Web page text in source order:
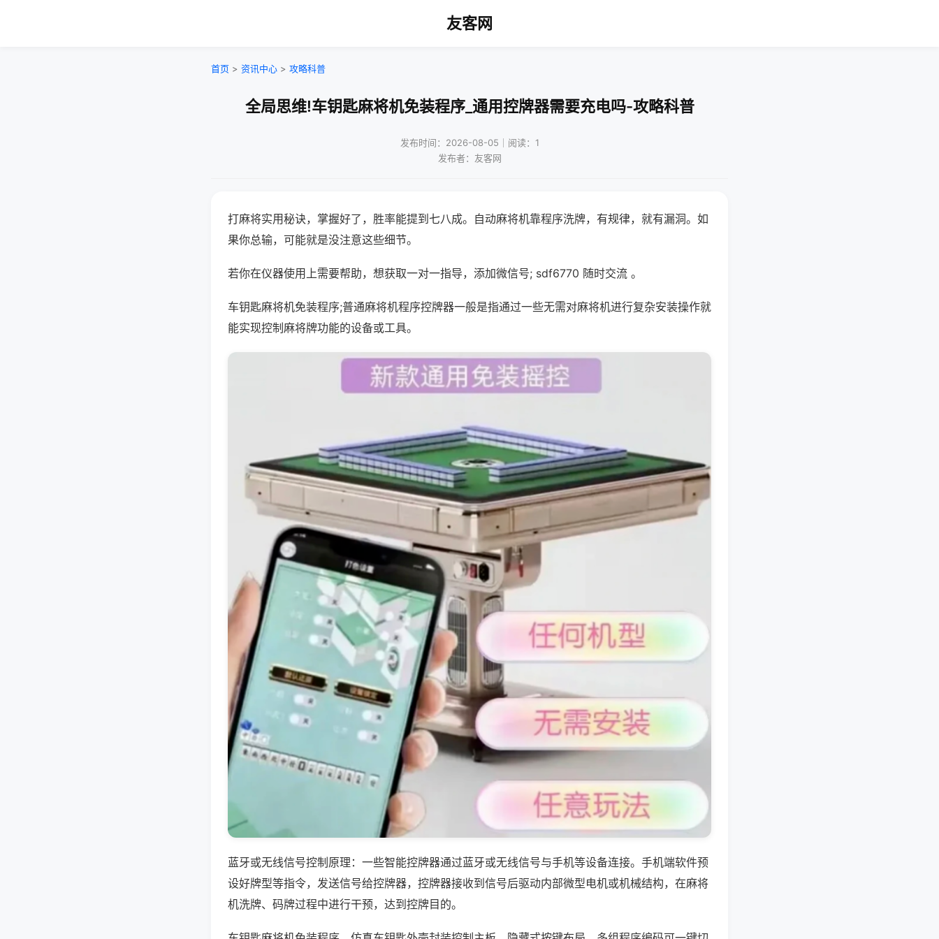
友客网
首页 > 资讯中心 > 攻略科普
全局思维!车钥匙麻将机免装程序_通用控牌器需要充电吗-攻略科普
发布时间：2026-08-05｜阅读：1
发布者：友客网
打麻将实用秘诀，掌握好了，胜率能提到七八成。自动麻将机靠程序洗牌，有规律，就有漏洞。如
果你总输，可能就是没注意这些细节。
若你在仪器使用上需要帮助，想获取一对一指导，添加微信号; sdf6770 随时交流 。
车钥匙麻将机免装程序;普通麻将机程序控牌器一般是指通过一些无需对麻将机进行复杂安装操作就
能实现控制麻将牌功能的设备或工具。
蓝牙或无线信号控制原理：一些智能控牌器通过蓝牙或无线信号与手机等设备连接。手机端软件预
设好牌型等指令，发送信号给控牌器，控牌器接收到信号后驱动内部微型电机或机械结构，在麻将
机洗牌、码牌过程中进行干预，达到控牌目的。